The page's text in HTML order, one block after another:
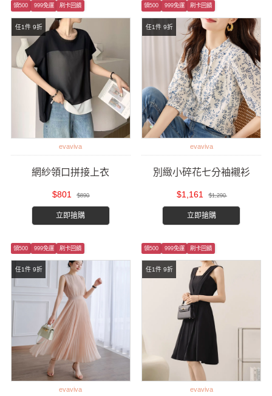
任1件 9折
領500 999免運 刷卡回饋
evaviva
網紗領口拼接上衣
$801 $890
立即搶購
任1件 9折
領500 999免運 刷卡回饋
evaviva
別緻小碎花七分袖襯衫
$1,161 $1,290
立即搶購
任1件 9折
領500 999免運 刷卡回饋
evaviva
任1件 9折
領500 999免運 刷卡回饋
evaviva